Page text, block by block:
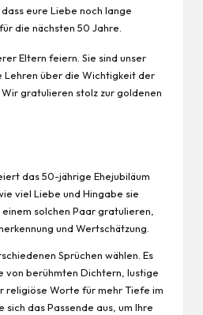
eure Liebe noch lange
die nächsten 50 Jahre.
Eltern feiern. Sie sind unser
Lehren über die Wichtigkeit der
gratulieren stolz zur goldenen
das 50-jährige Ehejubiläum
viel Liebe und Hingabe sie
solchen Paar gratulieren,
und Wertschätzung.
Sprüchen wählen. Es
von berühmten Dichtern, lustige
religiöse Worte für mehr Tiefe im
sich das Passende aus, um Ihre